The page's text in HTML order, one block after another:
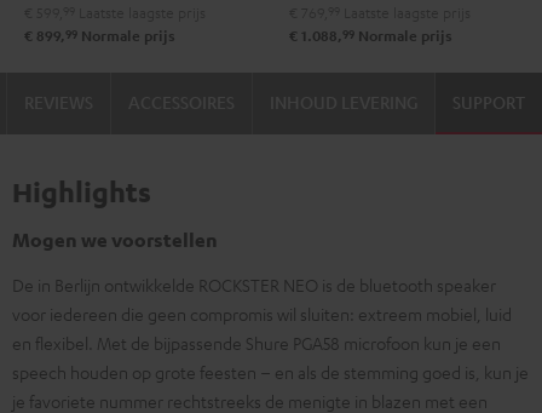
€ 899, 99 Normale prijs € 1.088, 99 Normale prijs
SUPPORT
Highlights
Mogen we voorstellen
De in Berlijn ontwikkelde ROCKSTER NEO is de bluetooth speaker
voor iedereen die geen compromis wil sluiten: extreem mobiel, luid
en flexibel. Met de bijpassende Shure PGA58 microfoon kun je een
speech houden op grote feesten – en als de stemming goed is, kun je
je favoriete nummer rechtstreeks de menigte in blazen met een